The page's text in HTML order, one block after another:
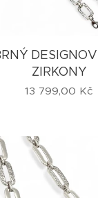
ZIRKONY
13 799,00 Kč